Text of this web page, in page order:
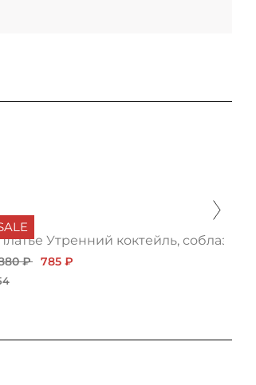
Утренний коктейль, соблазн
₽ 785 ₽